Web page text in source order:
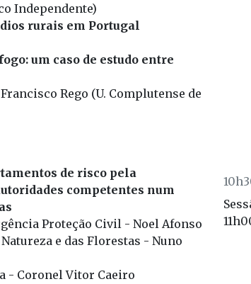
Independente)
rurais em Portugal
um caso de estudo entre
Rego (U. Complutense de
de risco pela
competentes num
Proteção Civil - Noel Afonso
e das Florestas - Nuno
- Coronel Vitor Caeiro